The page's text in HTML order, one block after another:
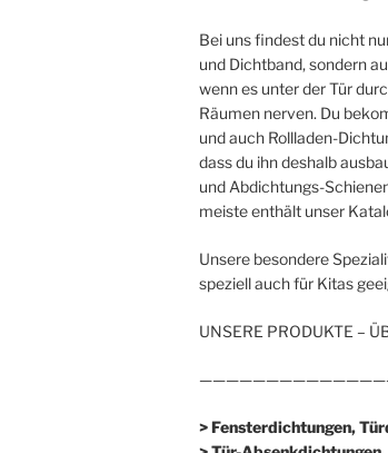
Bei uns findest du nicht
und Dichtband, sondern
wenn es unter der Tür
Räumen nerven. Du
und auch Rollladen-
dass du ihn deshalb
und Abdichtungs-
meiste enthält unser
Unsere besondere
speziell auch für Kitas
UNSERE PRODUKTE –
> Fensterdichtungen,